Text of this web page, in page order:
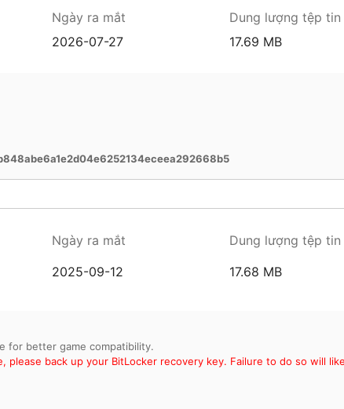
Ngày ra mắt Dung lượng tệp tin
2026-07-27 17.69 MB
Ngày ra mắt
Dung lượng tệp tin
2025-09-12 17.68 MB
back up your BitLocker recovery key. Failure to do so will